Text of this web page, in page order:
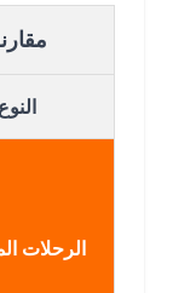
مقارنة
الرحلات